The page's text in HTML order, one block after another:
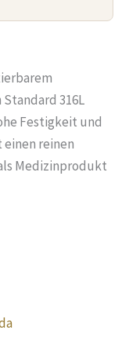
316L
Festigkeit und
reinen
Medizinprodukt